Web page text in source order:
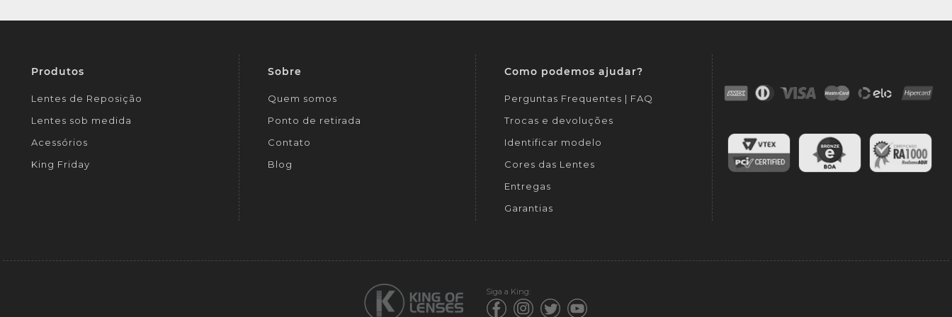
Produtos
Lentes de Reposição
Lentes sob medida
Acessórios
King Friday
Sobre
Quem somos
Ponto de retirada
Contato
Blog
Como podemos ajudar?
Perguntas Frequentes | FAQ
Trocas e devoluções
Identificar modelo
Cores das Lentes
Entregas
Garantias
Siga a King: